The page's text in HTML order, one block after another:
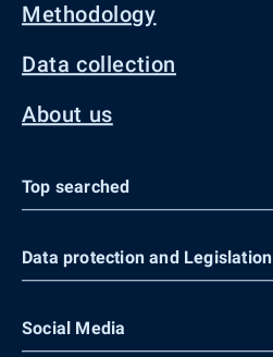
Methodology
Data collection
About us
Top searched
Data protection and Legislation
Social Media